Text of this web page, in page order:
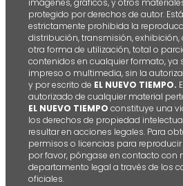
imágenes, gráficos, y otros
protegido por derechos de autor. Está
estrictamente prohibida la
distribución, transmisión, exhibición,
otra forma de utilización, total o
contenidos en cualquier formato, ya
impreso o multimedia, sin la
y por escrito de EL NUEVO TIEMPO.
autorizado de cualquier material
EL NUEVO TIEMPO constituye una
los derechos de propiedad
resultar en acciones legales. Para
permisos o licencias para
por favor, póngase en contacto con
departamento legal a través de los
oficiales.